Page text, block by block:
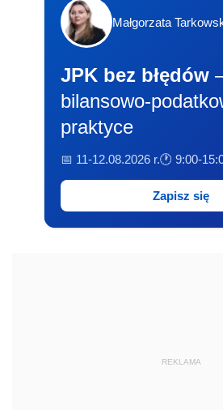
Małgorzata
JPK bez błędów
bilansowo-
praktyce
📅 11-12.08.2026 r.🕐 9:00-
Zapisz się
REKLAMA